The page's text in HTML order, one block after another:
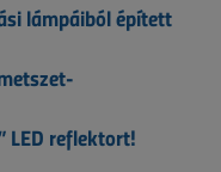
lámpáiból épített
LED reflektort!